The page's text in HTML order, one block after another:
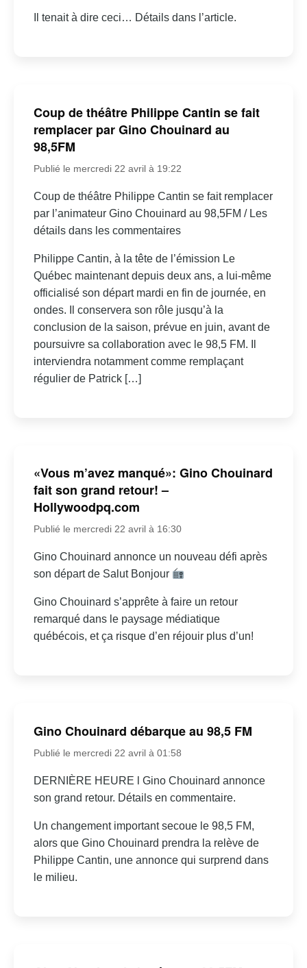
Il tenait à dire ceci… Détails dans l’article.
Coup de théâtre Philippe Cantin se fait
remplacer par Gino Chouinard au
98,5FM
Publié le mercredi 22 avril à 19:22
Coup de théâtre Philippe Cantin se fait remplacer
par l’animateur Gino Chouinard au 98,5FM / Les
détails dans les commentaires
Philippe Cantin, à la tête de l’émission Le
Québec maintenant depuis deux ans, a lui-même
officialisé son départ mardi en fin de journée, en
ondes. Il conservera son rôle jusqu’à la
conclusion de la saison, prévue en juin, avant de
poursuivre sa collaboration avec le 98,5 FM. Il
interviendra notamment comme remplaçant
régulier de Patrick […]
«Vous m’avez manqué»: Gino Chouinard
fait son grand retour! –
Hollywoodpq.com
Publié le mercredi 22 avril à 16:30
Gino Chouinard annonce un nouveau défi après
son départ de Salut Bonjour
Gino Chouinard s’apprête à faire un retour
remarqué dans le paysage médiatique
québécois, et ça risque d’en réjouir plus d’un!
Gino Chouinard débarque au 98,5 FM
Publié le mercredi 22 avril à 01:58
DERNIÈRE HEURE l Gino Chouinard annonce
son grand retour. Détails en commentaire.
Un changement important secoue le 98,5 FM,
alors que Gino Chouinard prendra la relève de
Philippe Cantin, une annonce qui surprend dans
le milieu.